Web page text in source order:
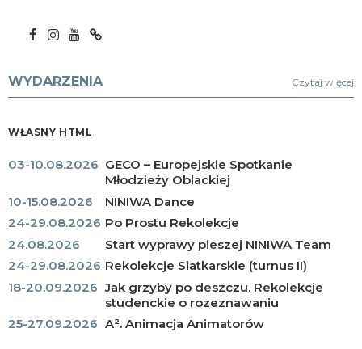
WYDARZENIA Czytaj więcej
WŁASNY HTML
03-10.08.2026 GECO – Europejskie Spotkanie
Młodzieży Oblackiej
10-15.08.2026
NINIWA Dance
24-29.08.2026 Po Prostu Rekolekcje
24.08.2026
Start wyprawy pieszej NINIWA Team
24-29.08.2026 Rekolekcje Siatkarskie (turnus II)
18-20.09.2026 Jak grzyby po deszczu. Rekolekcje
studenckie o rozeznawaniu
25-27.09.2026 A². Animacja Animatorów